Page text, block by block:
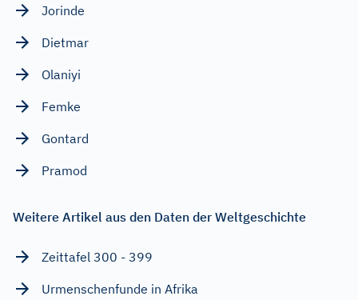
Jorinde
Dietmar
Olaniyi
Femke
Gontard
Pramod
Weitere Artikel aus den Daten der Weltgeschichte
Zeittafel 300 - 399
Urmenschenfunde in Afrika